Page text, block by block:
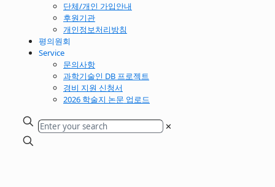
단체/개인 가입안내
후원기관
개인정보처리방침
평의원회
Service
문의사항
과학기술인 DB 프로젝트
경비 지원 신청서
2026 학술지 논문 업로드
✕